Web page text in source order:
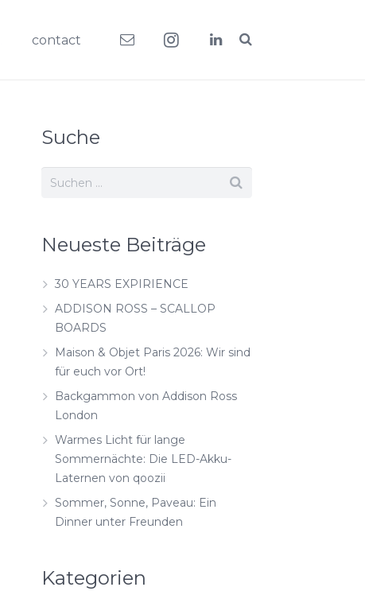
contact
Suche
Neueste Beiträge
30 YEARS EXPIRIENCE
ADDISON ROSS – SCALLOP
BOARDS
Maison & Objet Paris 2026: Wir sind
für euch vor Ort!
Backgammon von Addison Ross
London
Warmes Licht für lange
Sommernächte: Die LED-Akku-
Laternen von qoozii
Sommer, Sonne, Paveau: Ein
Dinner unter Freunden
Kategorien